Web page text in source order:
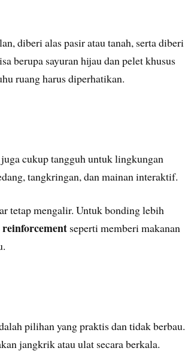
diberi alas pasir atau tanah, serta diberi
berupa sayuran hijau dan pelet khusus
ruang harus diperhatikan.
cukup tangguh untuk lingkungan
tangkringan, dan mainan interaktif.
tetap mengalir. Untuk bonding lebih
reinforcement seperti memberi makanan
pilihan yang praktis dan tidak berbau.
jangkrik atau ulat secara berkala.